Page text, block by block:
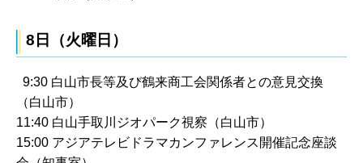
8日（火曜日）
9:30 白山市長等及び鶴来商工会関係者との意見交換
（白山市）
11:40 白山手取川ジオパーク視察（白山市）
15:00 アジアテレビドラマカンファレンス開催記念座談